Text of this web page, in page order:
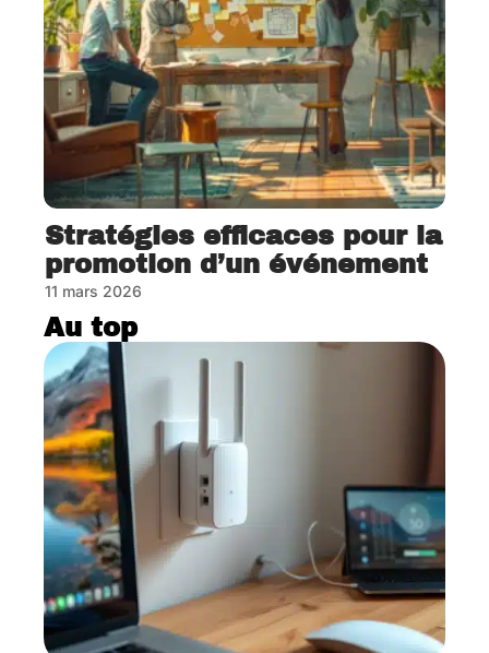
Stratégies efficaces pour la
promotion d’un événement
11 mars 2026
Au top